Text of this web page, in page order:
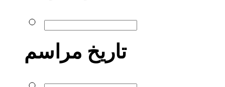
تاریخ مراسم